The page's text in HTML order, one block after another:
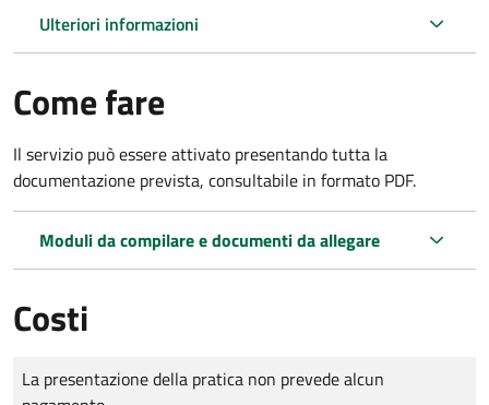
Ulteriori informazioni
Come fare
Il servizio può essere attivato presentando tutta la
documentazione prevista, consultabile in formato PDF.
Moduli da compilare e documenti da allegare
Costi
Tipo di pagamento
Importo
La presentazione della pratica non prevede alcun